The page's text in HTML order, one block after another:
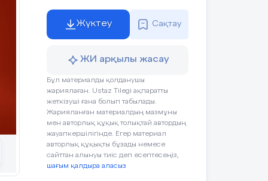
сабақ
береді.
Кері
байланыстың
бар екендігі.
Оқушының
жұмыс
дәптері.
Жүктеу Сақтау
ЖИ арқылы жасау
Бұл материалды қолданушы
жариялаған. Ustaz Tilegi ақпаратты
жеткізуші ғана болып табылады.
Жарияланған материалдың мазмұны
мен авторлық құқық толықтай автордың
жауапкершілігінде. Егер материал
авторлық құқықты бұзады немесе
сайттан алынуы тиіс деп есептесеңіз,
шағым қалдыра аласыз